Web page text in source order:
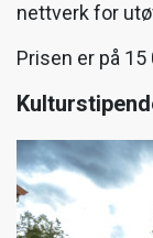
nettverk for
Prisen er på 15